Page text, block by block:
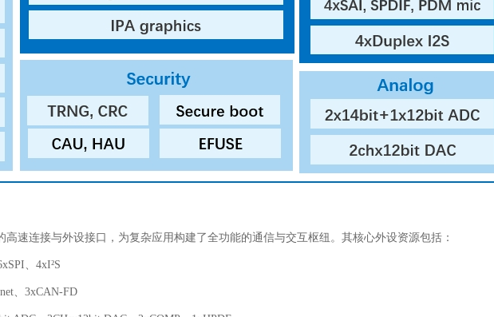
速连接与外设接口，为复杂应用构建了全功能的通信与交互枢纽。其核心外设资源包括：
、4xI²S
、3xCAN-FD